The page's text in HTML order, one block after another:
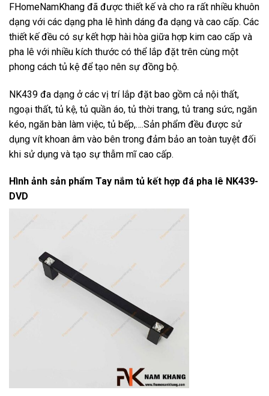
FHomeNamKhang đã được thiết kế và cho ra rất nhiều khuôn
dạng với các dạng pha lê hình dáng đa dạng và cao cấp. Các
thiết kế đều có sự kết hợp hài hòa giữa hợp kim cao cấp và
pha lê với nhiều kích thước có thể lắp đặt trên cùng một
phong cách tủ kệ để tạo nên sự đồng bộ.
NK439 đa dạng ở các vị trí lắp đặt bao gồm cả nội thất,
ngoại thất, tủ kệ, tủ quần áo, tủ thời trang, tủ trang sức, ngăn
kéo, ngăn bàn làm việc, tủ bếp,….Sản phẩm đều được sử
dụng vít khoan âm vào bên trong đảm bảo an toàn tuyệt đối
khi sử dụng và tạo sự thẫm mĩ cao cấp.
Hình ảnh sản phẩm Tay nắm tủ kết hợp đá pha lê NK439-
DVD